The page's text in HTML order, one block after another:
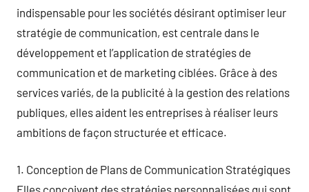
indispensable pour les sociétés désirant optimiser leur
stratégie de communication, est centrale dans le
développement et l’application de stratégies de
communication et de marketing ciblées. Grâce à des
services variés, de la publicité à la gestion des relations
publiques, elles aident les entreprises à réaliser leurs
ambitions de façon structurée et efficace.
1. Conception de Plans de Communication Stratégiques
Elles conçoivent des stratégies personnalisées qui sont